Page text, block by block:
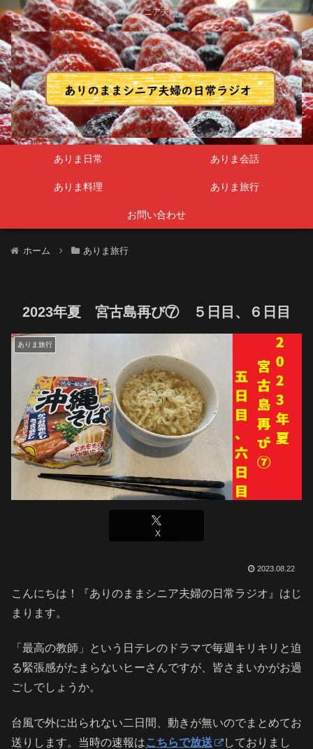
シニア夫婦
ありま日常 ありま会話
ありま料理 ありま旅行
お問い合わせ
ホーム ありま旅行
2023年夏 宮古島再び⑦ ５日目、６日目
ありま旅行
X
2023.08.22
こんにちは！『ありのままシニア夫婦の日常ラジオ』はじ
まります。
「最高の教師」という日テレのドラマで毎週キリキリと迫
る緊張感がたまらないヒーさんですが、皆さまいかがお過
ごしでしょうか。
台風で外に出られない二日間、動きが無いのでまとめてお
送りします。当時の速報はこちらで放送
しておりまし